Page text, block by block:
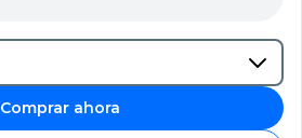
Comprar ahora